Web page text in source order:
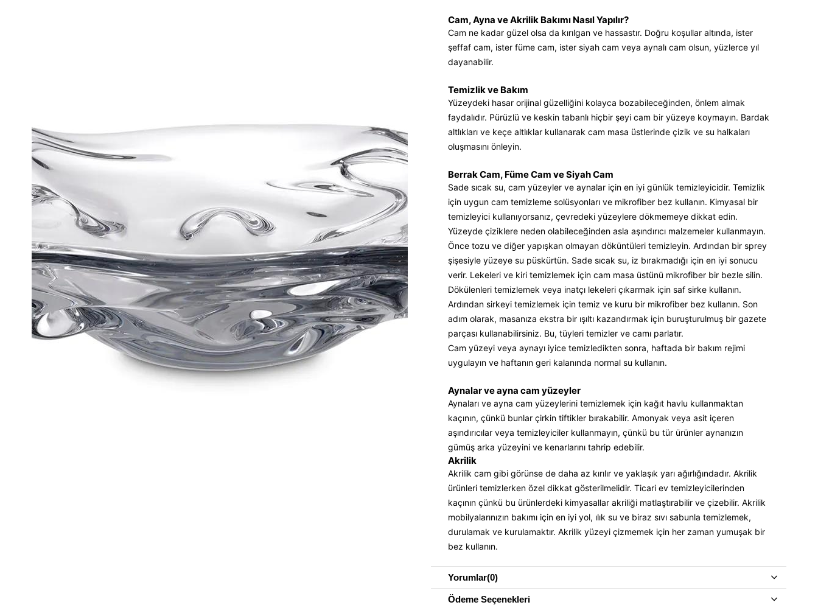
Cam, Ayna ve Akrilik Bakımı Nasıl Yapılır?
Cam ne kadar güzel olsa da kırılgan ve hassastır. Doğru koşullar altında, ister
şeffaf cam, ister füme cam, ister siyah cam veya aynalı cam olsun, yüzlerce yıl
dayanabilir.
Temizlik ve Bakım
Yüzeydeki hasar orijinal güzelliğini kolayca bozabileceğinden, önlem almak
faydalıdır. Pürüzlü ve keskin tabanlı hiçbir şeyi cam bir yüzeye koymayın. Bardak
altlıkları ve keçe altlıklar kullanarak cam masa üstlerinde çizik ve su halkaları
oluşmasını önleyin.
Berrak Cam, Füme Cam ve Siyah Cam
Sade sıcak su, cam yüzeyler ve aynalar için en iyi günlük temizleyicidir. Temizlik
için uygun cam temizleme solüsyonları ve mikrofiber bez kullanın. Kimyasal bir
temizleyici kullanıyorsanız, çevredeki yüzeylere dökmemeye dikkat edin.
Yüzeyde çiziklere neden olabileceğinden asla aşındırıcı malzemeler kullanmayın.
Önce tozu ve diğer yapışkan olmayan döküntüleri temizleyin. Ardından bir sprey
şişesiyle yüzeye su püskürtün. Sade sıcak su, iz bırakmadığı için en iyi sonucu
verir. Lekeleri ve kiri temizlemek için cam masa üstünü mikrofiber bir bezle silin.
Dökülenleri temizlemek veya inatçı lekeleri çıkarmak için saf sirke kullanın.
Ardından sirkeyi temizlemek için temiz ve kuru bir mikrofiber bez kullanın. Son
adım olarak, masanıza ekstra bir ışıltı kazandırmak için buruşturulmuş bir gazete
parçası kullanabilirsiniz. Bu, tüyleri temizler ve camı parlatır.
Cam yüzeyi veya aynayı iyice temizledikten sonra, haftada bir bakım rejimi
uygulayın ve haftanın geri kalanında normal su kullanın.
Aynalar ve ayna cam yüzeyler
Aynaları ve ayna cam yüzeylerini temizlemek için kağıt havlu kullanmaktan
kaçının, çünkü bunlar çirkin tiftikler bırakabilir. Amonyak veya asit içeren
aşındırıcılar veya temizleyiciler kullanmayın, çünkü bu tür ürünler aynanızın
gümüş arka yüzeyini ve kenarlarını tahrip edebilir.
Akrilik
Akrilik cam gibi görünse de daha az kırılır ve yaklaşık yarı ağırlığındadır. Akrilik
ürünleri temizlerken özel dikkat gösterilmelidir. Ticari ev temizleyicilerinden
kaçının çünkü bu ürünlerdeki kimyasallar akriliği matlaştırabilir ve çizebilir. Akrilik
mobilyalarınızın bakımı için en iyi yol, ılık su ve biraz sıvı sabunla temizlemek,
durulamak ve kurulamaktır. Akrilik yüzeyi çizmemek için her zaman yumuşak bir
bez kullanın.
Yorumlar(0)
Ödeme Seçenekleri